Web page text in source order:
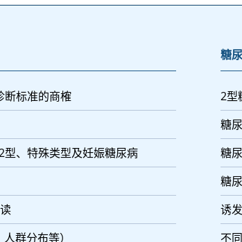
断标准的商榷
、特殊类型及妊娠糖尿病
群分布等）
糖
2型
糖
糖
糖
诱
不